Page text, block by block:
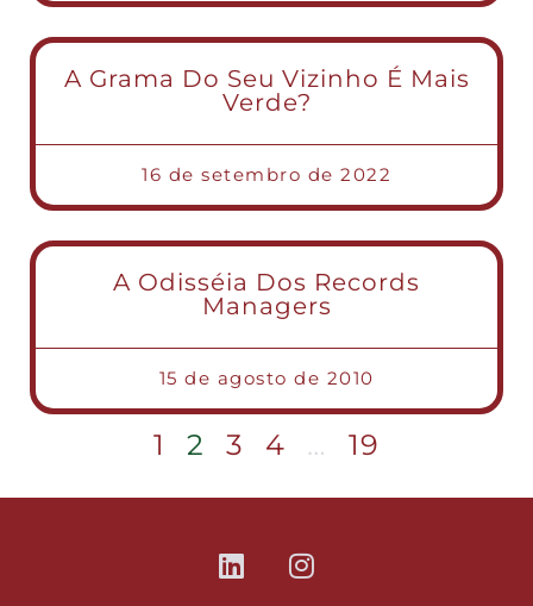
A Grama Do Seu Vizinho É Mais
Verde?
16 de setembro de 2022
A Odisséia Dos Records
Managers
15 de agosto de 2010
1 2 3 4 … 19